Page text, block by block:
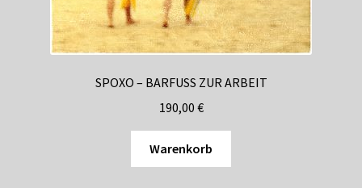
SPOXO – BARFUSS ZUR ARBEIT
190,00 €
Warenkorb